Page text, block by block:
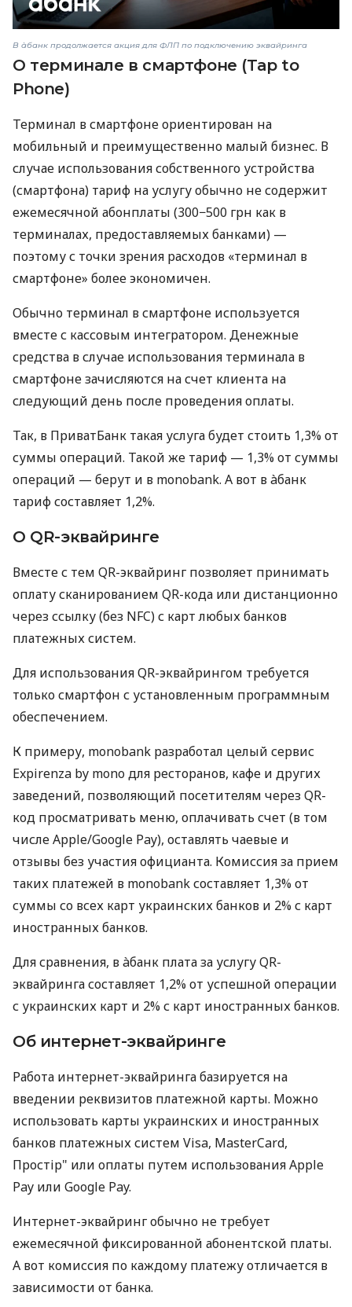
В àбанк продолжается акция для ФЛП по подключению эквайринга
О терминале в смартфоне (Tap to
Phone)
Терминал в смартфоне ориентирован на
мобильный и преимущественно малый бизнес. В
случае использования собственного устройства
(смартфона) тариф на услугу обычно не содержит
ежемесячной абонплаты (300−500 грн как в
терминалах, предоставляемых банками) —
поэтому с точки зрения расходов «терминал в
смартфоне» более экономичен.
Обычно терминал в смартфоне используется
вместе с кассовым интегратором. Денежные
средства в случае использования терминала в
смартфоне зачисляются на счет клиента на
следующий день после проведения оплаты.
Так, в ПриватБанк такая услуга будет стоить 1,3% от
суммы операций. Такой же тариф — 1,3% от суммы
операций — берут и в monobank. А вот в àбанк
тариф составляет 1,2%.
О QR-эквайринге
Вместе с тем QR-эквайринг позволяет принимать
оплату сканированием QR-кода или дистанционно
через ссылку (без NFC) с карт любых банков
платежных систем.
Для использования QR-эквайрингом требуется
только смартфон с установленным программным
обеспечением.
К примеру, monobank разработал целый сервис
Expirenza by mono для ресторанов, кафе и других
заведений, позволяющий посетителям через QR-
код просматривать меню, оплачивать счет (в том
числе Apple/Google Pay), оставлять чаевые и
отзывы без участия официанта. Комиссия за прием
таких платежей в monobank составляет 1,3% от
суммы со всех карт украинских банков и 2% с карт
иностранных банков.
Для сравнения, в àбанк плата за услугу QR-
эквайринга составляет 1,2% от успешной операции
с украинских карт и 2% с карт иностранных банков.
Об интернет-эквайринге
Работа интернет-эквайринга базируется на
введении реквизитов платежной карты. Можно
использовать карты украинских и иностранных
банков платежных систем Visa, MasterCard,
Простір" или оплаты путем использования Apple
Pay или Google Pay.
Интернет-эквайринг обычно не требует
ежемесячной фиксированной абонентской платы.
А вот комиссия по каждому платежу отличается в
зависимости от банка.